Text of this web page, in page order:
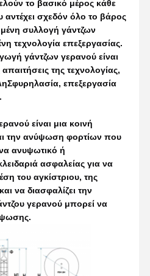
το βασικό μέρος κάθε
σχεδόν όλο το βάρος
συλλογή γάντζων
τεχνολογία επεξεργασίας.
γάντζων γερανού είναι
της τεχνολογίας,
Σφυρηλασία, επεξεργασία
είναι μια κοινή
την ανύψωση φορτίων που
ανυψωτικό ή
ασφαλείας για να
του αγκίστριου, της
να διασφαλίζει την
γερανού μπορεί να